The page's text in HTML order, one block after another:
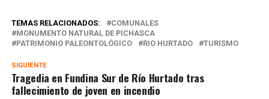
TEMAS RELACIONADOS:
COMUNALES
MONUMENTO NATURAL DE PICHASCA
PATRIMONIO PALEONTOLÓGICO
RIO HURTADO TURISMO
SIGUIENTE
Tragedia en Fundina Sur de Río Hurtado tras
fallecimiento de joven en incendio